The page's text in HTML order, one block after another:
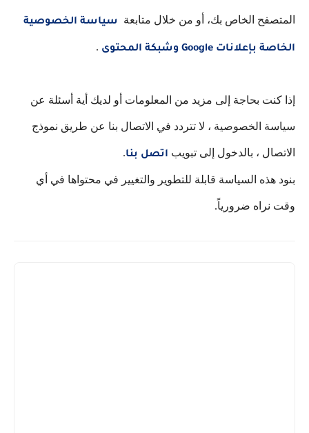
المتصفح الخاص بك، أو من خلال متابعة سياسة الخصوصية
الخاصة بإعلانات Google وشبكة المحتوى .
إذا كنت بحاجة إلى مزيد من المعلومات أو لديك أية أسئلة عن
سياسة الخصوصية ، لا تتردد في الاتصال بنا عن طريق نموذج
الاتصال ، بالدخول إلى تبويب اتصل بنا.
بنود هذه السياسة قابلة للتطوير والتغيير في محتواها في أي
وقت نراه ضرورياً.